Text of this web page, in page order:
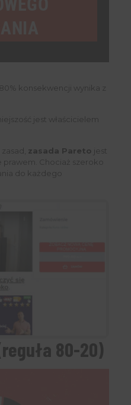
konsekwencji wynika z
jest właścicielem
zasada Pareto jest
Chociaż szeroko
do każdego
80-20)